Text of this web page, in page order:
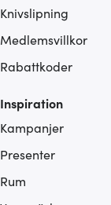
Knivslipning
Medlemsvillkor
Rabattkoder
Inspiration
Kampanjer
Presenter
Rum